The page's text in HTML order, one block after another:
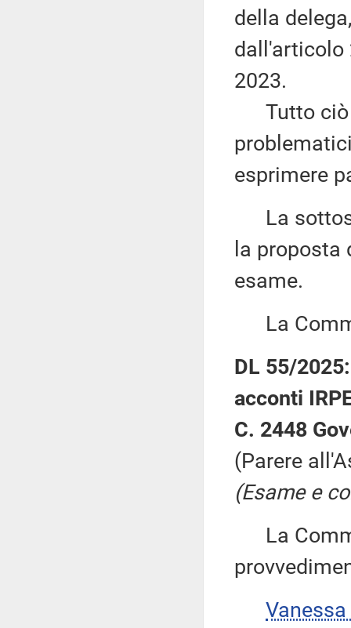
della
dall'articolo
2023.
Tutto ciò
esprimere
La
la proposta
esame.
La
DL 55/
acconti
C. 2448
(Parere
(Esame e
La
Vanessa